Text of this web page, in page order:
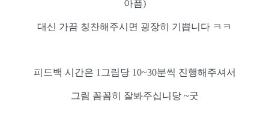
아픔)
대신 가끔 칭찬해주시면 굉장히 기쁩니다 ㅋㅋ
피드백 시간은 1그림당 10~30분씩 진행해주셔서
그림 꼼꼼히 잘봐주십니당 ~굿